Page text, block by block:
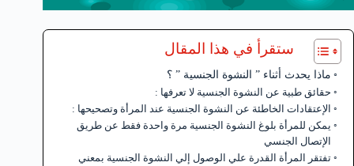
ستقرأ في هذا المقال
ماذا يحدث أثناء ” النشوة الجنسية ” ؟
حقائق طبية عن النشوة الجنسية لا تعرفها :
الإعتقادات الخاطئة عن النشوة الجنسية عند المرأة وتصحيحها :
يمكن للمرأة بلوغ النشوة الجنسية مرة واحدة فقط عن طريق
الإتصال الجنسي
تفتقر المرأة القدرة علي الوصول إلي النشوة الجنسية بمعني